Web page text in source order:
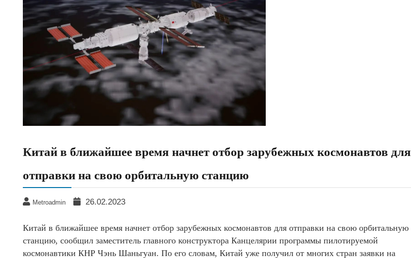
Китай в ближайшее время начнет отбор зарубежных космонавтов для
отправки на свою орбитальную станцию
Metroadmin 26.02.2023
Китай в ближайшее время начнет отбор зарубежных космонавтов для отправки на свою орбитальную
станцию, сообщил заместитель главного конструктора Канцелярии программы пилотируемой
космонавтики КНР Чэнь Шаньгуан. По его словам, Китай уже получил от многих стран заявки на